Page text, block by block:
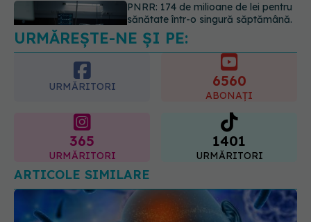
Ce spune culoarea ta preferată
despre vârsta pe care o ai. Care
este "codul cromatic" al generațiilor
URMĂREȘTE-NE ȘI PE:
URMĂRITORI 6560
ABONAȚI
365
URMĂRITORI
1401
URMĂRITORI
ARTICOLE SIMILARE